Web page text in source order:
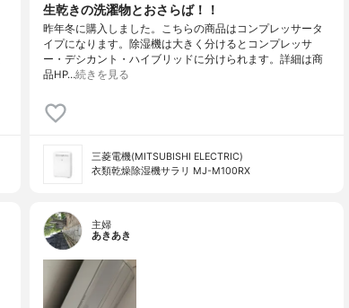
生乾きの洗濯物とおさらば！！
昨年冬に購入しました。こちらの商品はコンプレッサータ
イプになります。除湿機は大きく分けるとコンプレッサ
ー・デシカント・ハイブリッドに分けられます。詳細は商
品HP…続きを見る
三菱電機(MITSUBISHI ELECTRIC)
衣類乾燥除湿機サラリ MJ-M100RX
主婦
あきあき